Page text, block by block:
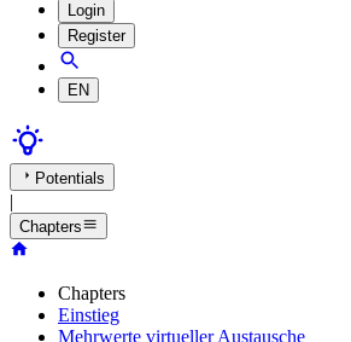
Login
Register
EN
Potentials
|
Chapters
Chapters
Einstieg
Mehrwerte virtueller Austausche